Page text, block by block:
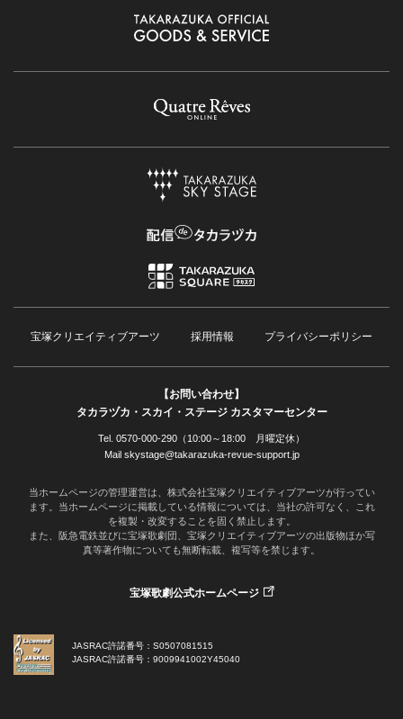
宝塚クリエイティブアーツ 採用情報 プライバシーポリシー
【お問い合わせ】
タカラヅカ・スカイ・ステージ カスタマーセンター
Tel. 0570-000-290（10:00～18:00 月曜定休）
Mail skystage@takarazuka-revue-support.jp
当ホームページの管理運営は、株式会社宝塚クリエイティブアーツが行ってい
ます。当ホームページに掲載している情報については、当社の許可なく、これ
を複製・改変することを固く禁止します。
また、阪急電鉄並びに宝塚歌劇団、宝塚クリエイティブアーツの出版物ほか写
真等著作物についても無断転載、複写等を禁じます。
宝塚歌劇公式ホームページ
JASRAC許諾番号：S0507081515
JASRAC許諾番号：9009941002Y45040